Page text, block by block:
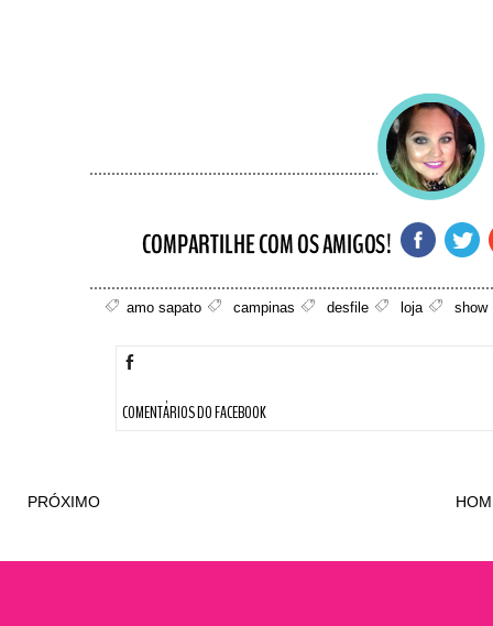
amo sapato campinas desfile loja show
COMENTÁRIOS DO FACEBOOK
PRÓXIMO